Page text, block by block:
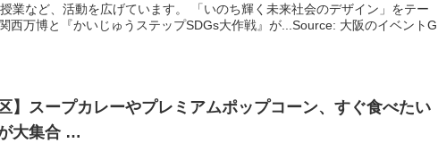
授業など、活動を広げています。 「いのち輝く未来社会のデザイン」をテー
西万博と『かいじゅうステップSDGs大作戦』が...Source: 大阪のイベントG
】スープカレーやプレミアムポップコーン、すぐ食べたい
大集合 …